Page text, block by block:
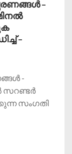
–
–
-
സറണ്ടർ
സംഗതി